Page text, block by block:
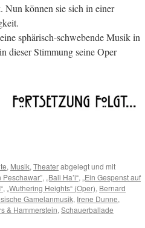
Nun können sie sich in einer
sphärisch-schwebende Musik in
dieser Stimmung seine Oper
, Musik, Theaterabgelegt und mit
Peschawar”, „Bali Ha’i“, „Ein Gespenst auf
, „Wuthering Heights“ (Oper), Bernard
Gamelanmusik, Irene Dunne,
& Hammerstein, Schauerballade